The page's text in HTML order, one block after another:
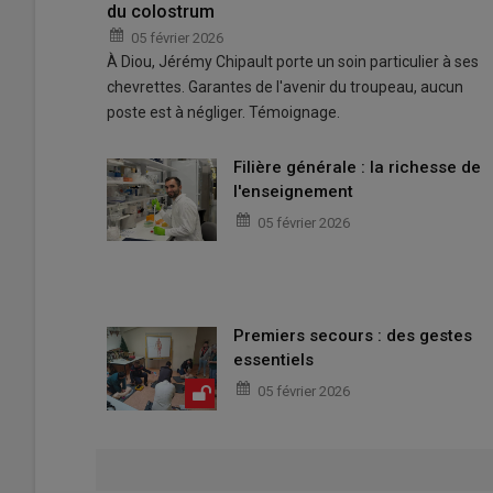
du colostrum
05 février 2026
À Diou, Jérémy Chipault porte un soin particulier à ses
chevrettes. Garantes de l'avenir du troupeau, aucun
poste est à négliger. Témoignage.
Filière générale : la richesse de
l'enseignement
05 février 2026
Premiers secours : des gestes
essentiels
05 février 2026